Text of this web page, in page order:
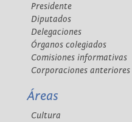
Presidente
Diputados
Delegaciones
Órganos colegiados
Comisiones informativas
Corporaciones anteriores
Áreas
Cultura